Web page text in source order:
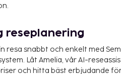
reseplanering
resa snabbt och enkelt med
Låt Amelia, vår AI-
och hitta bäst erbjudande